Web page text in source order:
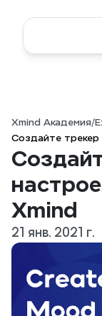
Xmind Академия/
Создайте
Xmind
21 янв. 2021 г.